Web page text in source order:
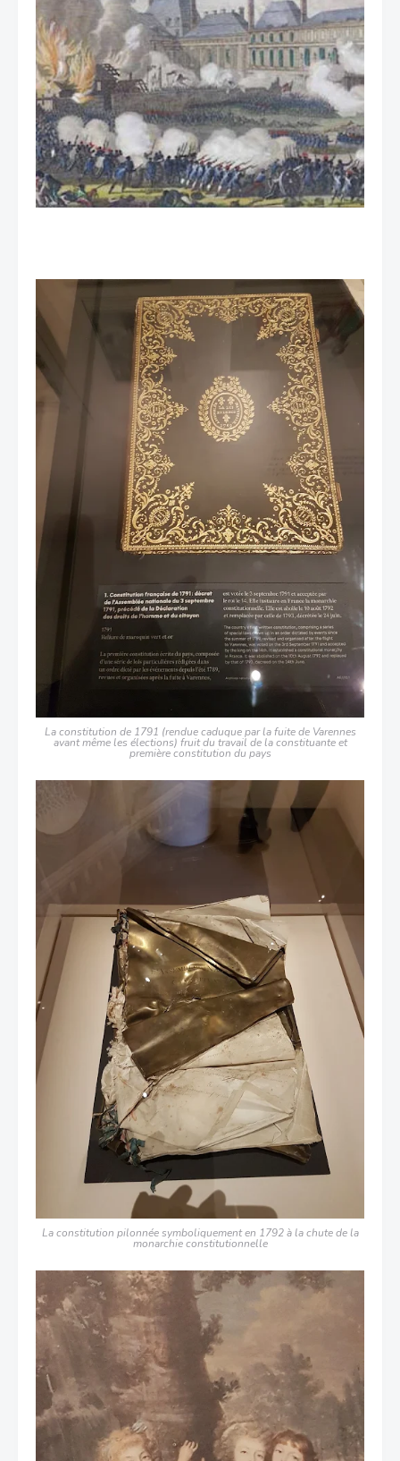
La constitution de 1791 (rendue caduque par la fuite de Varennes
avant même les élections) fruit du travail de la constituante et
première constitution du pays
La constitution pilonnée symboliquement en 1792 à la chute de la
monarchie constitutionnelle